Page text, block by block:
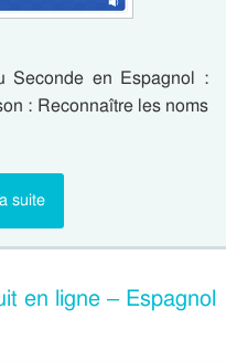
Seconde en Espagnol :
: Reconnaître les noms
suite
en ligne – Espagnol